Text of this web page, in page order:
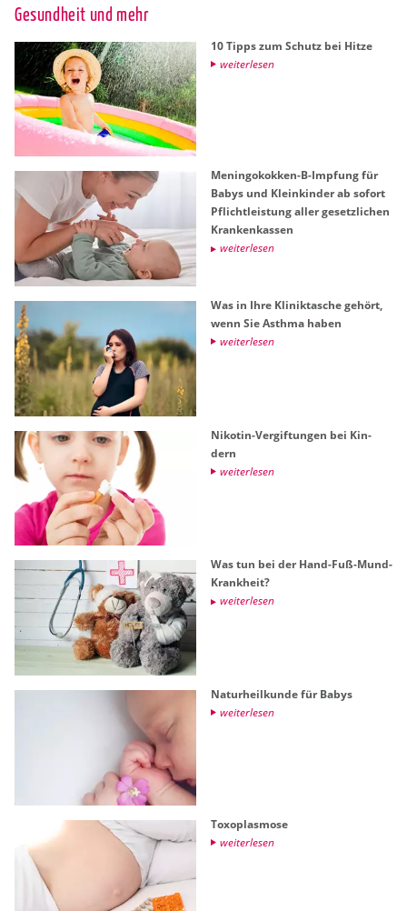
Ge­sund­heit und mehr
10 Tipps zum Schutz bei Hitze
wei­ter­le­sen
Me­nin­go­kok­ken-B-Imp­fung für
Babys und Klein­kin­der ab so­fort
Pflicht­leis­tung aller ge­setz­li­chen
Kran­ken­kas­sen
wei­ter­le­sen
Was in Ihre Kli­nik­ta­sche ge­hört,
wenn Sie Asth­ma haben
wei­ter­le­sen
Ni­ko­tin-Ver­gif­tun­gen bei Kin­
dern
wei­ter­le­sen
Was tun bei der Hand-Fuß-Mund-
Krank­heit?
wei­ter­le­sen
Na­tur­heil­kun­de für Babys
wei­ter­le­sen
To­xo­plas­mo­se
wei­ter­le­sen